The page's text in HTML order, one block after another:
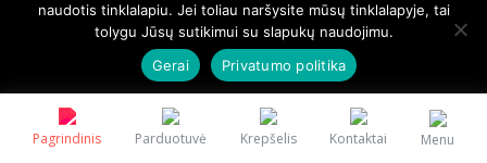
Pagrindinis Parduotuvė Krepšelis Kontaktai Menu
naudotis tinklalapiu. Jei toliau naršysite mūsų tinklalapyje, tai
tolygu Jūsų sutikimui su slapukų naudojimu.
Gerai
Privatumo politika